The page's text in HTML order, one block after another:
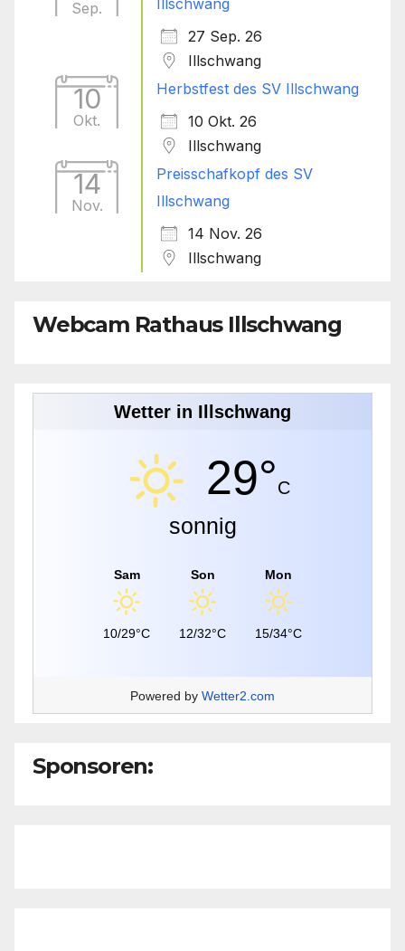
Sep.
Illschwang
27 Sep. 26
Illschwang
10
Okt.
Herbstfest des SV Illschwang
10 Okt. 26
Illschwang
14
Nov.
Preisschafkopf des SV
Illschwang
14 Nov. 26
Illschwang
Webcam Rathaus Illschwang
Wetter in Illschwang
29°C
sonnig
Sam
10/29°C
Son
12/32°C
Mon
15/34°C
Powered by Wetter2.com
Sponsoren: